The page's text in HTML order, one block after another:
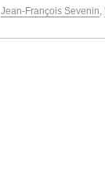
Jean-François Sevenin